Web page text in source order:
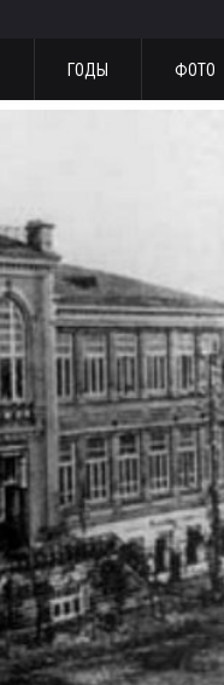
ГОДЫ ФОТО